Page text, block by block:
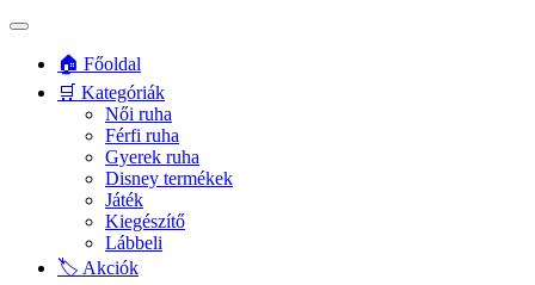
🏠 Főoldal
🛒 Kategóriák
Női ruha
Férfi ruha
Gyerek ruha
Disney termékek
Játék
Kiegészítő
Lábbeli
🏷️ Akciók